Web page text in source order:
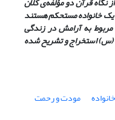
خانواده مستحکم هستند
به آرامش در زندگی
استخراج و تشریح شده
مودت و رحمت